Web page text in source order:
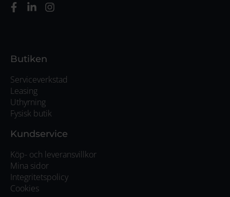
Butiken
Serviceverkstad
Leasing
Uthyrning
Fysisk butik
Kundservice
Köp- och leveransvillkor
Mina sidor
Integritetspolicy
Cookies